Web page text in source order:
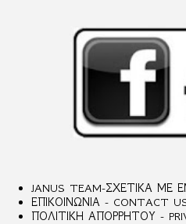
JANUS TEAM-ΣΧΕΤΙΚΑ ΜΕ
ΕΠΙΚΟΙΝΩΝΙΑ - CONTACT
ΠΟΛΙΤΙΚΗ ΑΠΟΡΡΗΤΟΥ -